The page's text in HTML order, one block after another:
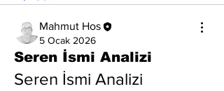
Mahmut Hos
5 Ocak 2026
Seren İsmi Analizi
Seren İsmi Analizi